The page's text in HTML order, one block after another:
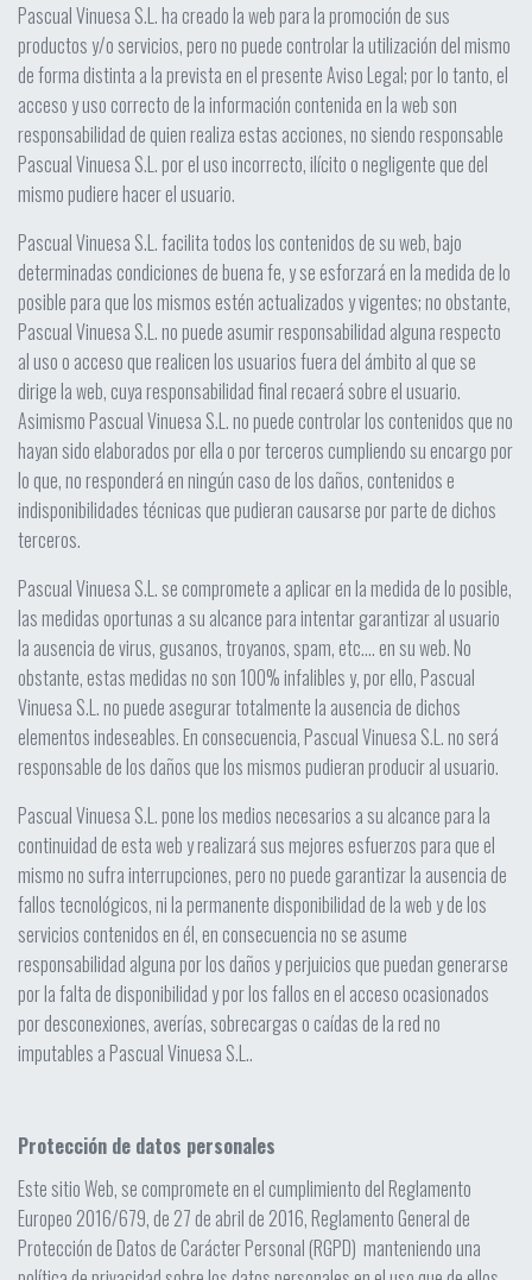
Pascual Vinuesa S.L. ha creado la web para la promoción de sus
productos y/o servicios, pero no puede controlar la utilización del mismo
de forma distinta a la prevista en el presente Aviso Legal; por lo tanto, el
acceso y uso correcto de la información contenida en la web son
responsabilidad de quien realiza estas acciones, no siendo responsable
Pascual Vinuesa S.L. por el uso incorrecto, ilícito o negligente que del
mismo pudiere hacer el usuario.
Pascual Vinuesa S.L. facilita todos los contenidos de su web, bajo
determinadas condiciones de buena fe, y se esforzará en la medida de lo
posible para que los mismos estén actualizados y vigentes; no obstante,
Pascual Vinuesa S.L. no puede asumir responsabilidad alguna respecto
al uso o acceso que realicen los usuarios fuera del ámbito al que se
dirige la web, cuya responsabilidad final recaerá sobre el usuario.
Asimismo Pascual Vinuesa S.L. no puede controlar los contenidos que no
hayan sido elaborados por ella o por terceros cumpliendo su encargo por
lo que, no responderá en ningún caso de los daños, contenidos e
indisponibilidades técnicas que pudieran causarse por parte de dichos
terceros.
Pascual Vinuesa S.L. se compromete a aplicar en la medida de lo posible,
las medidas oportunas a su alcance para intentar garantizar al usuario
la ausencia de virus, gusanos, troyanos, spam, etc.… en su web. No
obstante, estas medidas no son 100% infalibles y, por ello, Pascual
Vinuesa S.L. no puede asegurar totalmente la ausencia de dichos
elementos indeseables. En consecuencia, Pascual Vinuesa S.L. no será
responsable de los daños que los mismos pudieran producir al usuario.
Pascual Vinuesa S.L. pone los medios necesarios a su alcance para la
continuidad de esta web y realizará sus mejores esfuerzos para que el
mismo no sufra interrupciones, pero no puede garantizar la ausencia de
fallos tecnológicos, ni la permanente disponibilidad de la web y de los
servicios contenidos en él, en consecuencia no se asume
responsabilidad alguna por los daños y perjuicios que puedan generarse
por la falta de disponibilidad y por los fallos en el acceso ocasionados
por desconexiones, averías, sobrecargas o caídas de la red no
imputables a Pascual Vinuesa S.L..
Protección de datos personales
Este sitio Web, se compromete en el cumplimiento del Reglamento
Europeo 2016/679, de 27 de abril de 2016, Reglamento General de
Protección de Datos de Carácter Personal (RGPD) manteniendo una